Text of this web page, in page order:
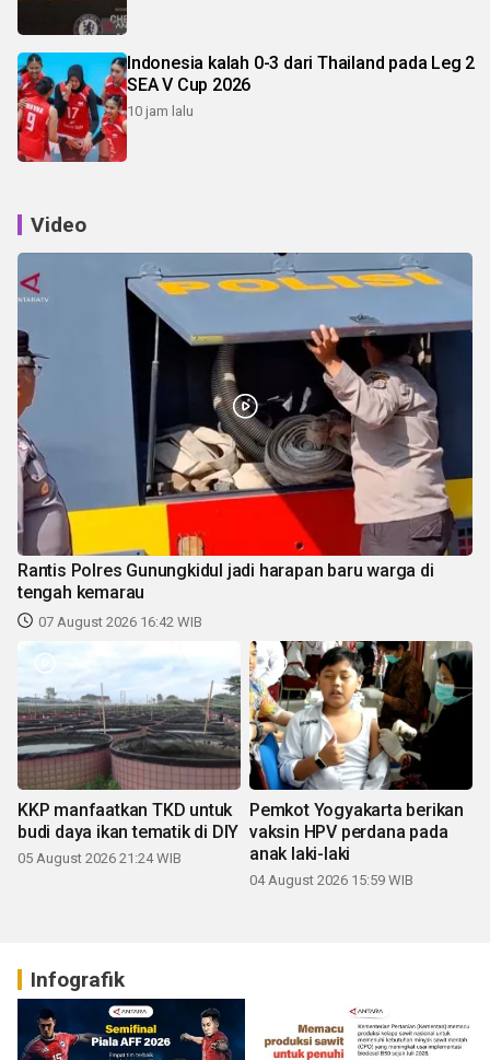
Indonesia kalah 0-3 dari Thailand pada Leg 2
SEA V Cup 2026
10 jam lalu
Video
Rantis Polres Gunungkidul jadi harapan baru warga di
tengah kemarau
07 August 2026 16:42 WIB
KKP manfaatkan TKD untuk
budi daya ikan tematik di DIY
05 August 2026 21:24 WIB
Pemkot Yogyakarta berikan
vaksin HPV perdana pada
anak laki-laki
04 August 2026 15:59 WIB
Infografik